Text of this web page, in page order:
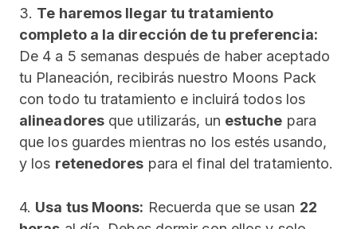
3. Te haremos llegar tu tratamiento
completo a la dirección de tu preferencia:
De 4 a 5 semanas después de haber aceptado
tu Planeación, recibirás nuestro Moons Pack
con todo tu tratamiento e incluirá todos los
alineadores que utilizarás, un estuche para
que los guardes mientras no los estés usando,
y los retenedores para el final del tratamiento.
4. Usa tus Moons: Recuerda que se usan 22